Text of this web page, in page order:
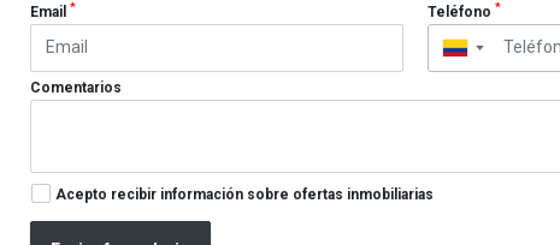
Email* Teléfono *
▼
Comentarios
Acepto recibir información sobre ofertas inmobiliarias